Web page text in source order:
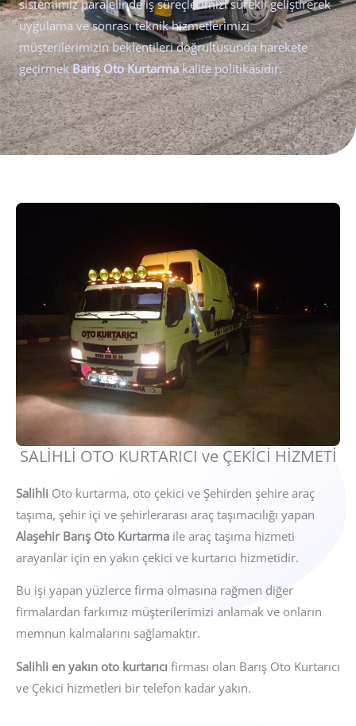
sistemimiz paralelinde iş süreçlerimizi sürekli geliştirerek
uygulama ve sonrası teknik hizmetlerimizi
müşterilerimizin beklentileri doğrultusunda harekete
geçirmekBarış Oto Kurtarmakalite politikasıdır.
SALİHLİ OTO KURTARICI ve ÇEKİCİ HİZMETİ
Salihli Oto kurtarma, oto çekici ve Şehirden şehire araç
taşıma, şehir içi ve şehirlerarası araç taşımacılığı yapan
Alaşehir Barış Oto Kurtarma ile araç taşıma hizmeti
arayanlar için en yakın çekici ve kurtarıcı hizmetidir.
Bu işi yapan yüzlerce firma olmasına rağmen diğer
firmalardan farkımız müşterilerimizi anlamak ve onların
memnun kalmalarını sağlamaktır.
Salihli en yakın oto kurtarıcı firması olan Barış Oto Kurtarıcı
ve Çekici hizmetleri bir telefon kadar yakın.